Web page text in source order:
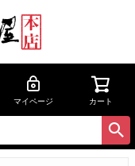
マイページ カート